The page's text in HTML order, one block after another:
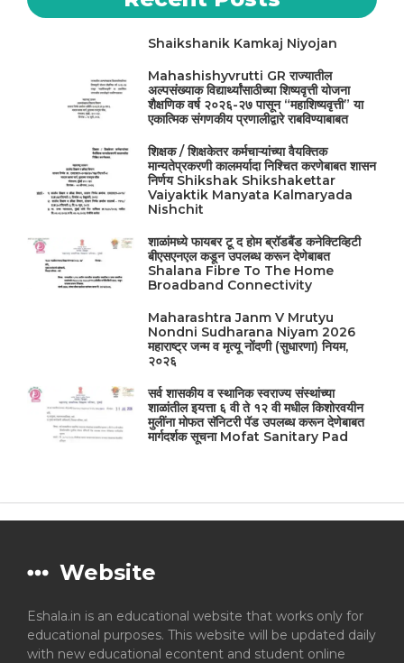
k
Shaikshanik Kamkaj Niyojan
Mahashishyvrutti GR राज्यातील
अल्पसंख्याक विद्यार्थ्यांसाठीच्या शिष्यवृत्ती योजना
शैक्षणिक वर्ष २०२६-२७ पासून “महाशिष्यवृत्ती” या
एकात्मिक संगणकीय प्रणालीद्वारे राबविण्याबाबत
शिक्षक / शिक्षकेतर कर्मचाऱ्यांच्या वैयक्तिक
मान्यतेप्रकरणी कालमर्यादा निश्चित करणेबाबत शासन
निर्णय Shikshak Shikshakettar
Vaiyaktik Manyata Kalmaryada
Nishchit
शाळांमध्ये फायबर टू द होम ब्रॉडबैंड कनेक्टिव्हिटी
बीएसएनएल कडून उपलब्ध करून देणेबाबत
Shalana Fibre To The Home
Broadband Connectivity
Maharashtra Janm V Mrutyu
Nondni Sudharana Niyam 2026
महाराष्ट्र जन्म व मृत्यू नोंदणी (सुधारणा) नियम,
२०२६
सर्व शासकीय व स्थानिक स्वराज्य संस्थांच्या
शाळांतील इयत्ता ६ वी ते १२ वी मधील किशोरवयीन
मुलींना मोफत सॅनिटरी पॅड उपलब्ध करून देणेबाबत
मार्गदर्शक सूचना Mofat Sanitary Pad
Website
Eshala.in is an educational website that works only for
educational purposes. This website will be updated daily
with new educational econtent and student online